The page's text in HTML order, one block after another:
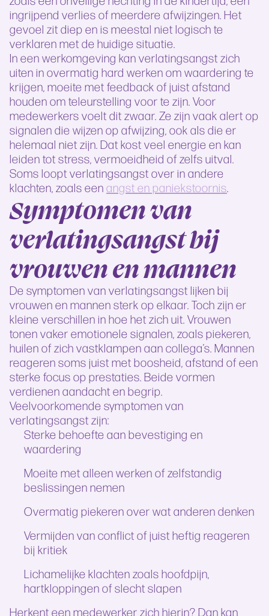
ingrijpend verlies of meerdere afwijzingen. Het
gevoel zit diep en is meestal niet logisch te
verklaren met de huidige situatie.
In een werkomgeving kan verlatingsangst zich
uiten in overmatig hard werken om waardering te
krijgen, moeite met feedback of juist afstand
houden om teleurstelling voor te zijn. Voor
medewerkers voelt dit zwaar. Ze zijn vaak alert op
signalen die wijzen op afwijzing, ook als die er
helemaal niet zijn. Dat kost veel energie en kan
leiden tot stress, vermoeidheid of zelfs uitval.
Soms loopt verlatingsangst over in andere
klachten, zoals een angst en paniekstoornis
Symptomen van
verlatingsangst bij
vrouwen en mannen
De symptomen van verlatingsangst lijken bij
vrouwen en mannen sterk op elkaar. Toch zijn er
kleine verschillen in hoe het zich uit. Vrouwen
tonen vaker emotionele signalen, zoals piekeren,
huilen of zich vastklampen aan collega’s. Mannen
reageren soms juist met boosheid, afstand of een
sterke focus op prestaties. Beide vormen
verdienen aandacht en begrip.
Veelvoorkomende symptomen van
verlatingsangst zijn:
Sterke behoefte aan bevestiging en
waardering
Moeite met alleen werken of zelfstandig
beslissingen nemen
Overmatig piekeren over wat anderen denken
Vermijden van conflict of juist heftig reageren
bij kritiek
Lichamelijke klachten zoals hoofdpijn,
hartkloppingen of slecht slapen
Herkent een medewerker zich hierin? Dan kan